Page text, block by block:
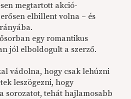
megtartott akció-
elbillent volna – és
egy romantikus
jól elboldogult a szerző.
vádolna, hogy csak lehúzni
leszögezni, hogy
sorozatot, tehát hajlamosabb